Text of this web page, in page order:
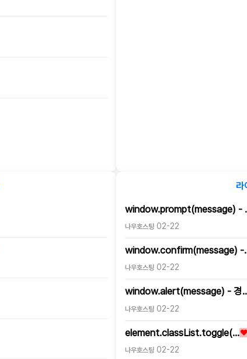
라
window.prompt(message) -
나우호스팅 02-22
window.confirm(message)
나우호스팅 02-22
window.alert(message) - 경
나우호스팅 02-22
element.classList.toggle(…
나우호스팅 02-22